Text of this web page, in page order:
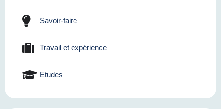
Savoir-faire
Travail et expérience
Etudes